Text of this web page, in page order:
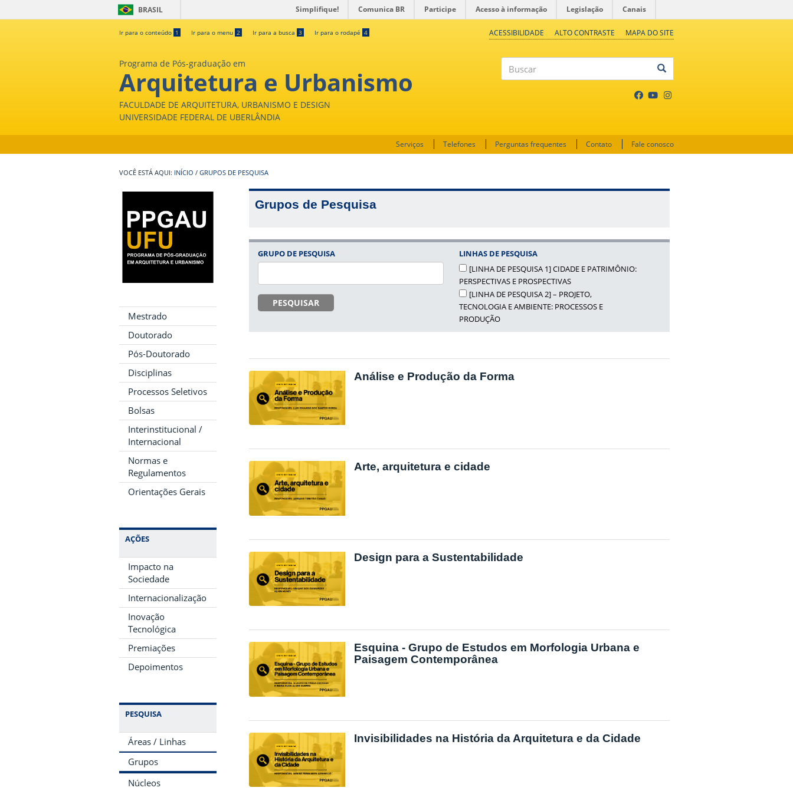
BRASIL Simplifique! Comunica BR Participe Acesso à informação Legislação Canais
Ir para o conteúdo 1 Ir para o menu 2 Ir para a busca 3 Ir para o rodapé 4 ACESSIBILIDADE ALTO CONTRASTE MAPA DO SITE
Programa de Pós-graduação em
Arquitetura e Urbanismo
FACULDADE DE ARQUITETURA, URBANISMO E DESIGN
UNIVERSIDADE FEDERAL DE UBERLÂNDIA
Serviços Telefones Perguntas frequentes Contato Fale conosco
INÍCIO / GRUPOS DE PESQUISA
Mestrado
Doutorado
Pós-Doutorado
Disciplinas
Processos Seletivos
Bolsas
Interinstitucional /
Internacional
Normas e
Regulamentos
Orientações Gerais
AÇÕES
Impacto na
Sociedade
Internacionalização
Inovação
Tecnológica
Premiações
Depoimentos
PESQUISA
Áreas / Linhas
Grupos
Núcleos
Grupos de Pesquisa
GRUPO DE PESQUISA
PESQUISAR
LINHAS DE PESQUISA
[LINHA DE PESQUISA 1] CIDADE E PATRIMÔNIO:
PERSPECTIVAS E PROSPECTIVAS
[LINHA DE PESQUISA 2] – PROJETO,
TECNOLOGIA E AMBIENTE: PROCESSOS E
PRODUÇÃO
Análise e Produção da Forma
Arte, arquitetura e cidade
Design para a Sustentabilidade
Esquina - Grupo de Estudos em Morfologia Urbana e
Paisagem Contemporânea
Invisibilidades na História da Arquitetura e da Cidade